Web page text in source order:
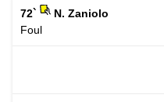
72`
N. Zaniolo
Foul